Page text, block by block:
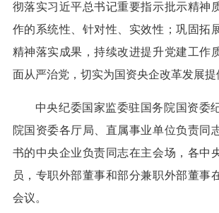
彻落实习近平总书记重要指示批示精神
作的系统性、针对性、实效性；巩固拓
精神落实成果，持续改进提升党建工作
面从严治党，切实为国资央企改革发展提
中央纪委国家监委驻国务院国资委
院国资委各厅局、直属事业单位负责同
书的中央企业负责同志在主会场，各中
员，专职外部董事和部分兼职外部董事
会议。